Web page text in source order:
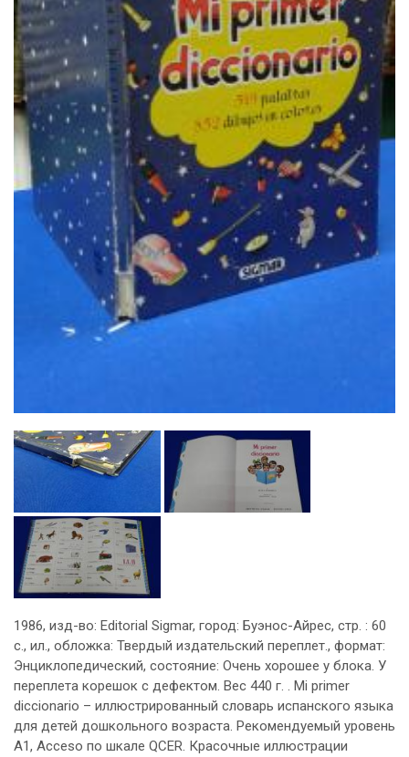
1986, изд-во: Editorial Sigmar, город: Буэнос-Айрес, стр. : 60
с., ил., обложка: Твердый издательский переплет., формат:
Энциклопедический, состояние: Очень хорошее у блока. У
переплета корешок с дефектом. Вес 440 г. . Mi primer
diccionario – иллюстрированный словарь испанского языка
для детей дошкольного возраста. Рекомендуемый уровень
A1, Acceso по шкале QCER. Красочные иллюстрации